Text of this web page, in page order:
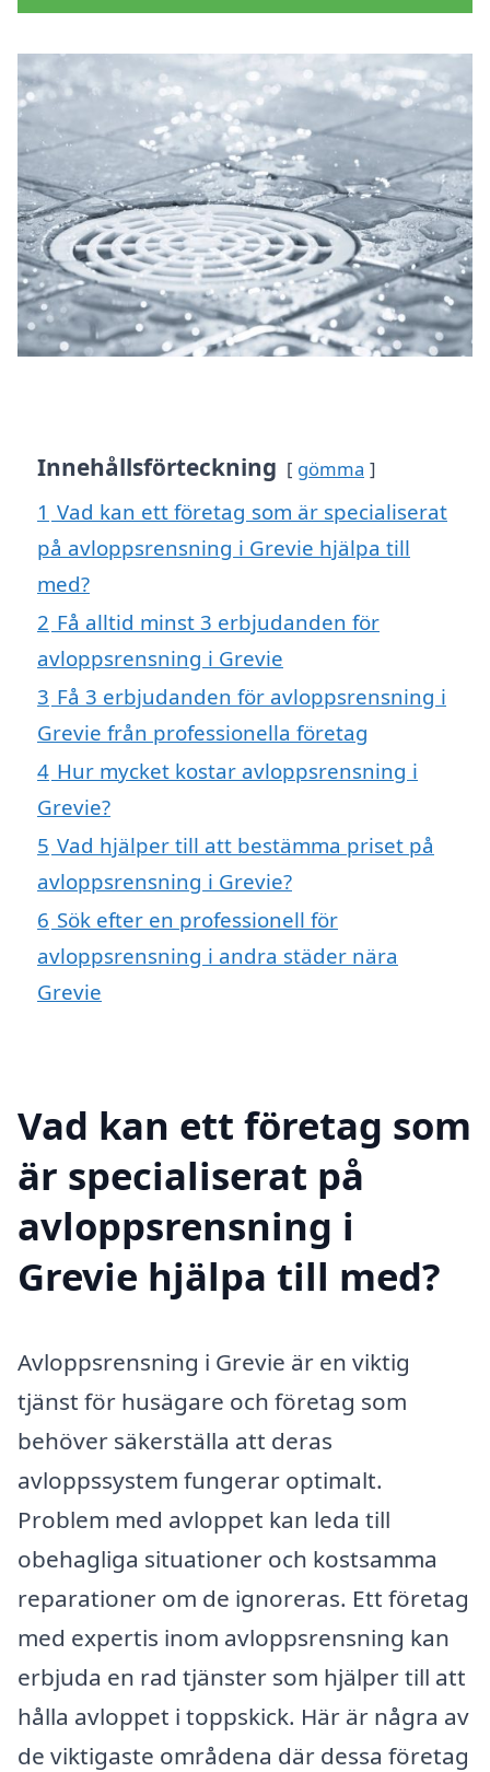
Innehållsförteckning gömma
1 Vad kan ett företag som är specialiserat
på avloppsrensning i Grevie hjälpa till
med?
2 Få alltid minst 3 erbjudanden för
avloppsrensning i Grevie
3 Få 3 erbjudanden för avloppsrensning i
Grevie från professionella företag
4 Hur mycket kostar avloppsrensning i
Grevie?
5 Vad hjälper till att bestämma priset på
avloppsrensning i Grevie?
6 Sök efter en professionell för
avloppsrensning i andra städer nära
Grevie
Vad kan ett företag som
är specialiserat på
avloppsrensning i
Grevie hjälpa till med?
Avloppsrensning i Grevie är en viktig
tjänst för husägare och företag som
behöver säkerställa att deras
avloppssystem fungerar optimalt.
Problem med avloppet kan leda till
obehagliga situationer och kostsamma
reparationer om de ignoreras. Ett företag
med expertis inom avloppsrensning kan
erbjuda en rad tjänster som hjälper till att
hålla avloppet i toppskick. Här är några av
de viktigaste områdena där dessa företag